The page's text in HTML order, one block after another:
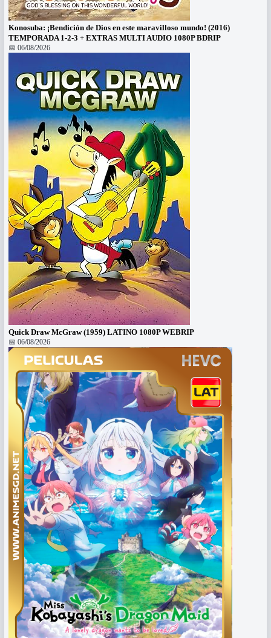
Konosuba: ¡Bendición de Dios en este maravilloso mundo! (2016)
TEMPORADA 1-2-3 + EXTRAS MULTI AUDIO 1080P BDRIP
📅 06/08/2026
Quick Draw McGraw (1959) LATINO 1080P WEBRIP
📅 06/08/2026